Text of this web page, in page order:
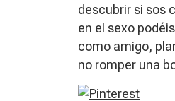
descubrir si sos
en el sexo
como amigo,
no romper una